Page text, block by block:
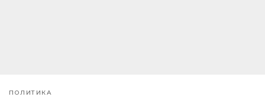
ПОЛИТИКА